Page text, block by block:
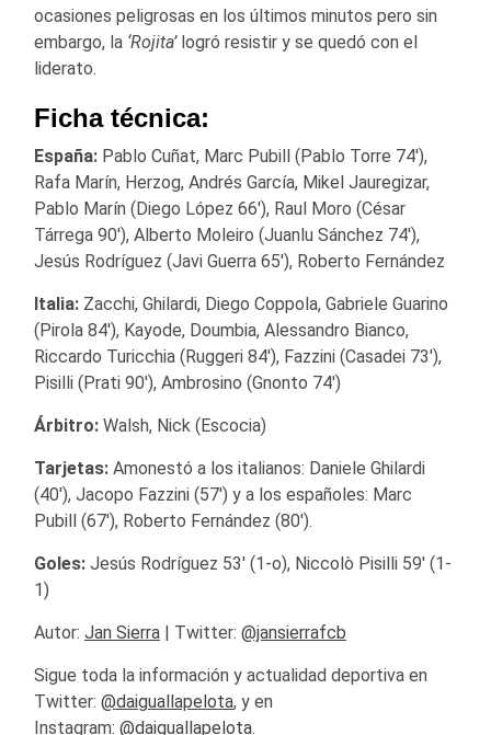
ocasiones peligrosas en los últimos minutos pero sin
embargo, la ‘Rojita’logró resistir y se quedó con el
liderato.
Ficha técnica:
España: Pablo Cuñat, Marc Pubill (Pablo Torre 74′),
Rafa Marín, Herzog, Andrés García, Mikel Jauregizar,
Pablo Marín (Diego López 66′), Raul Moro (César
Tárrega 90′), Alberto Moleiro (Juanlu Sánchez 74′),
Jesús Rodríguez (Javi Guerra 65′), Roberto Fernández
Italia: Zacchi, Ghilardi, Diego Coppola, Gabriele Guarino
(Pirola 84′), Kayode, Doumbia, Alessandro Bianco,
Riccardo Turicchia (Ruggeri 84′), Fazzini (Casadei 73′),
Pisilli (Prati 90′), Ambrosino (Gnonto 74′)
Árbitro: Walsh, Nick (Escocia)
Tarjetas: Amonestó a los italianos: Daniele Ghilardi
(40′), Jacopo Fazzini (57′) y a los españoles: Marc
Pubill (67′), Roberto Fernández (80′).
Goles: Jesús Rodríguez 53′ (1-o), Niccolò Pisilli 59′ (1-
1)
Autor: Jan Sierra | Twitter: @jansierrafcb
Sigue toda la información y actualidad deportiva en
Twitter: @daiguallapelota, y en
Instagram: @daiguallapelota.